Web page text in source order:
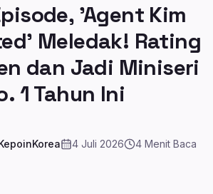
'Agent Kim
Meledak! Rating
dan Jadi Miniseri
1 Tahun Ini
4 Juli 2026 4Menit Baca